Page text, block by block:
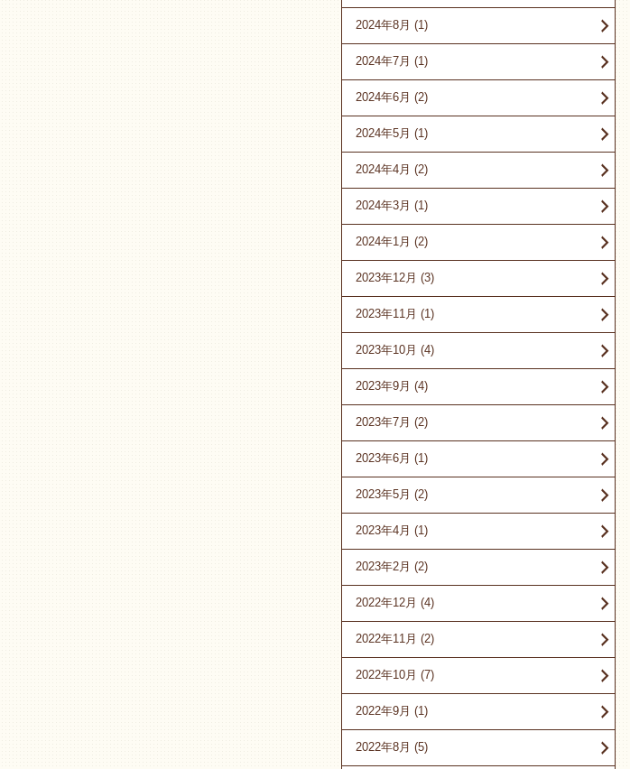
2024年8月 (1)
2024年7月 (1)
2024年6月 (2)
2024年5月 (1)
2024年4月 (2)
2024年3月 (1)
2024年1月 (2)
2023年12月 (3)
2023年11月 (1)
2023年10月 (4)
2023年9月 (4)
2023年7月 (2)
2023年6月 (1)
2023年5月 (2)
2023年4月 (1)
2023年2月 (2)
2022年12月 (4)
2022年11月 (2)
2022年10月 (7)
2022年9月 (1)
2022年8月 (5)